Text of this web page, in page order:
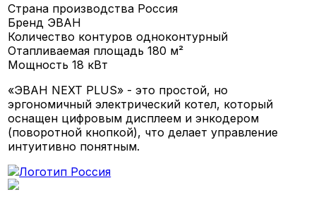
Страна производства Россия
Бренд ЭВАН
Количество контуроводноконтурный
Отапливаемая площадь180 м²
Мощность18 кВт
«ЭВАН NEXT PLUS» - это простой, но
эргономичный электрический котел, который
оснащен цифровым дисплеем и энкодером
(поворотной кнопкой), что делает управление
интуитивно понятным.